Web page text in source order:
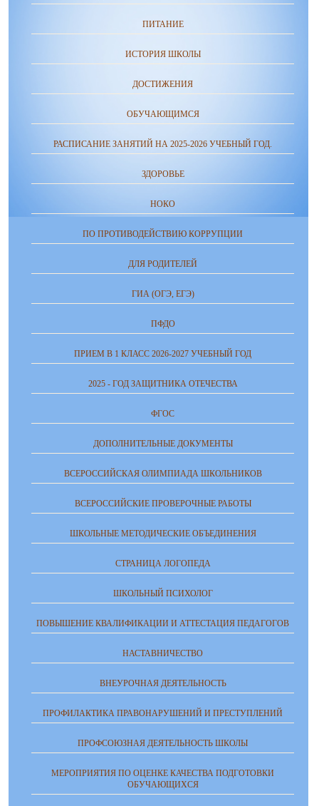
ПИТАНИЕ
ИСТОРИЯ ШКОЛЫ
ДОСТИЖЕНИЯ
ОБУЧАЮЩИМСЯ
РАСПИСАНИЕ ЗАНЯТИЙ НА 2025-2026 УЧЕБНЫЙ ГОД.
ЗДОРОВЬЕ
НОКО
ПО ПРОТИВОДЕЙСТВИЮ КОРРУПЦИИ
ДЛЯ РОДИТЕЛЕЙ
ГИА (ОГЭ, ЕГЭ)
ПФДО
ПРИЕМ В 1 КЛАСС 2026-2027 УЧЕБНЫЙ ГОД
2025 - ГОД ЗАЩИТНИКА ОТЕЧЕСТВА
ФГОС
ДОПОЛНИТЕЛЬНЫЕ ДОКУМЕНТЫ
ВСЕРОССИЙСКАЯ ОЛИМПИАДА ШКОЛЬНИКОВ
ВСЕРОССИЙСКИЕ ПРОВЕРОЧНЫЕ РАБОТЫ
ШКОЛЬНЫЕ МЕТОДИЧЕСКИЕ ОБЪЕДИНЕНИЯ
СТРАНИЦА ЛОГОПЕДА
ШКОЛЬНЫЙ ПСИХОЛОГ
ПОВЫШЕНИЕ КВАЛИФИКАЦИИ И АТТЕСТАЦИЯ ПЕДАГОГОВ
НАСТАВНИЧЕСТВО
ВНЕУРОЧНАЯ ДЕЯТЕЛЬНОСТЬ
ПРОФИЛАКТИКА ПРАВОНАРУШЕНИЙ И ПРЕСТУПЛЕНИЙ
ПРОФСОЮЗНАЯ ДЕЯТЕЛЬНОСТЬ ШКОЛЫ
МЕРОПРИЯТИЯ ПО ОЦЕНКЕ КАЧЕСТВА ПОДГОТОВКИ
ОБУЧАЮЩИХСЯ